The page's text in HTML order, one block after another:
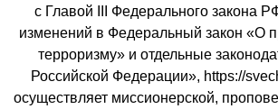
с Главой III Федерального закона
изменений в Федеральный закон «О
терроризму» и отдельные
Российской Федерации», https://
осуществляет миссионерской,